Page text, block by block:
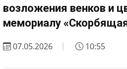
возложения венков и
мемориалу
07.05.2026 10:55